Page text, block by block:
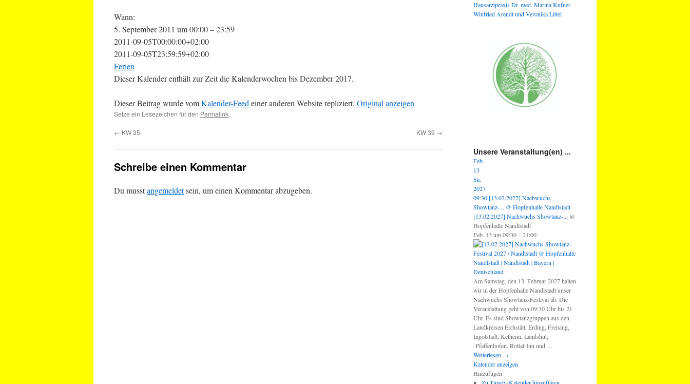
Wann:
5. September 2011 um 00:00 – 23:59
2011-09-05T00:00:00+02:00
2011-09-05T23:59:59+02:00
Ferien
Dieser Kalender enthält zur Zeit die Kalenderwochen bis Dezember 2017.
Dieser Beitrag wurde vomKalender-Feed einer anderen Website repliziert. Original anzeigen
Setze ein Lesezeichen für den Permalink.
← KW 35 KW 39 →
Schreibe einen Kommentar
Du musstangemeldetsein, um einen Kommentar abzugeben.
Hausarztpraxis Dr. med. Marina Kufner
Winfried Arendt und Veronika Littel
Unsere Veranstaltung(en) ...
Feb.
13
Sa.
2027
09:30 [13.02.2027] Nachwuchs
Showtanz-... @ Hopfenhalle Nandlstadt
[13.02.2027] Nachwuchs Showtanz-... @
Hopfenhalle Nandlstadt
Feb. 13 um 09:30 – 21:00
Am Samstag, den 13. Februar 2027 halten
wir in der Hopfenhalle Nandlstadt unser
Nachwuchs Showtanz-Festival ab. Die
Veranstaltung geht von 09:30 Uhr bis 21
Uhr. Es sind Showtanzgruppen aus den
Landkreisen Eichstätt, Erding, Freising,
Ingolstadt, Kelheim, Landshut,
Pfaffenhofen, Rottal-Inn und …
Weiterlesen →
Kalender anzeigen
Hinzufügen